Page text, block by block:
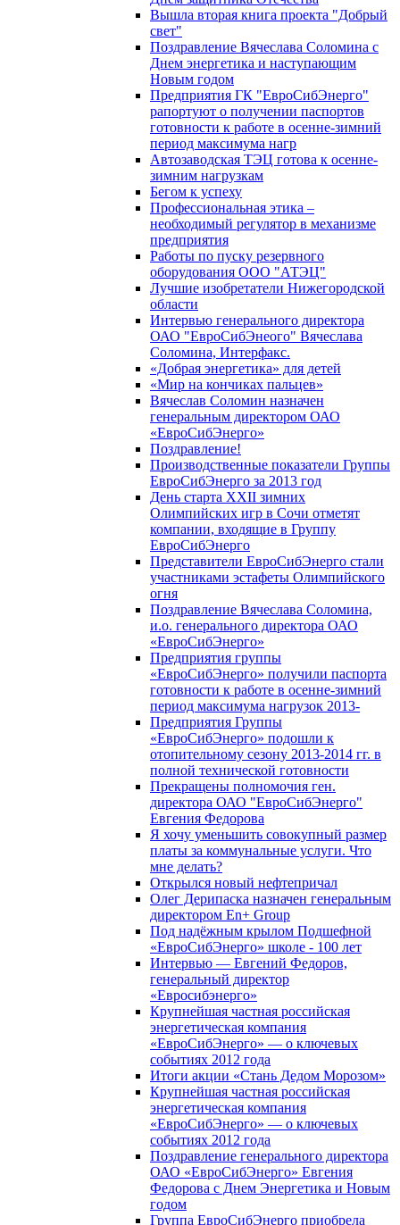
Вышла вторая книга проекта "Добрый
свет"
Поздравление Вячеслава Соломина с
Днем энергетика и наступающим
Новым годом
Предприятия ГК "ЕвроСибЭнерго"
рапортуют о получении паспортов
готовности к работе в осенне-зимний
период максимума нагр
Автозаводская ТЭЦ готова к осенне-
зимним нагрузкам
Бегом к успеху
Профессиональная этика –
необходимый регулятор в механизме
предприятия
Работы по пуску резервного
оборудования ООО "АТЭЦ"
Лучшие изобретатели Нижегородской
области
Интервью генерального директора
ОАО "ЕвроСибЭнеого" Вячеслава
Соломина, Интерфакс.
«Добрая энергетика» для детей
«Мир на кончиках пальцев»
Вячеслав Соломин назначен
генеральным директором ОАО
«ЕвроСибЭнерго»
Поздравление!
Производственные показатели Группы
ЕвроСибЭнерго за 2013 год
День старта XXII зимних
Олимпийских игр в Сочи отметят
компании, входящие в Группу
ЕвроСибЭнерго
Представители ЕвроСибЭнерго стали
участниками эстафеты Олимпийского
огня
Поздравление Вячеслава Соломина,
и.о. генерального директора ОАО
«ЕвроСибЭнерго»
Предприятия группы
«ЕвроСибЭнерго» получили паспорта
готовности к работе в осенне-зимний
период максимума нагрузок 2013-
Предприятия Группы
«ЕвроСибЭнерго» подошли к
отопительному сезону 2013-2014 гг. в
полной технической готовности
Прекращены полномочия ген.
директора ОАО "ЕвроСибЭнерго"
Евгения Федорова
Я хочу уменьшить совокупный размер
платы за коммунальные услуги. Что
мне делать?
Открылся новый нефтепричал
Олег Дерипаска назначен генеральным
директором En+ Group
Под надёжным крылом Подшефной
«ЕвроСибЭнерго» школе - 100 лет
Интервью — Евгений Федоров,
генеральный директор
«Евросибэнерго»
Крупнейшая частная российская
энергетическая компания
«ЕвроСибЭнерго» — о ключевых
событиях 2012 года
Итоги акции «Стань Дедом Морозом»
Крупнейшая частная российская
энергетическая компания
«ЕвроСибЭнерго» — о ключевых
событиях 2012 года
Поздравление генерального директора
ОАО «ЕвроСибЭнерго» Евгения
Федорова с Днем Энергетика и Новым
годом
Группа ЕвроСибЭнерго приобрела